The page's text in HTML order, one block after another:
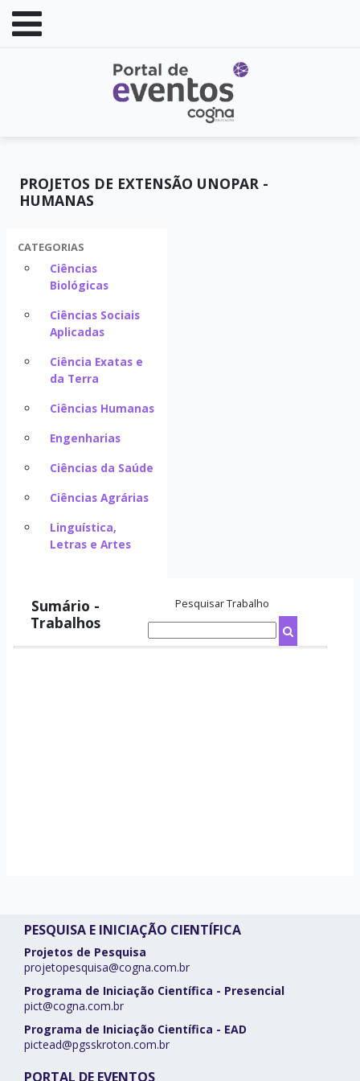
PROJETOS DE EXTENSÃO UNOPAR -
HUMANAS
CATEGORIAS
Ciências
Biológicas
Ciências Sociais
Aplicadas
Ciência Exatas e
da Terra
Ciências Humanas
Engenharias
Ciências da Saúde
Ciências Agrárias
Linguística,
Letras e Artes
Sumário -
Trabalhos
Pesquisar Trabalho
PESQUISA E INICIAÇÃO CIENTÍFICA
Projetos de Pesquisa
projetopesquisa@cogna.com.br
Programa de Iniciação Científica - Presencial
pict@cogna.com.br
Programa de Iniciação Científica - EAD
pictead@pgsskroton.com.br
PORTAL DE EVENTOS